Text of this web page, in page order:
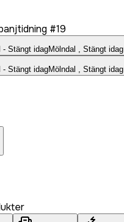
#19
- Stängt idagMölndal , Stängt idag
- Stängt idagMölndal , Stängt idag